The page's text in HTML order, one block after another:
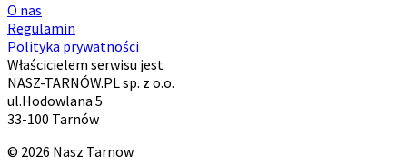
O nas
Regulamin
Polityka prywatności
Właścicielem serwisu jest
NASZ-TARNÓW.PL sp. z o.o.
ul.Hodowlana 5
33-100 Tarnów
© 2026 Nasz Tarnow